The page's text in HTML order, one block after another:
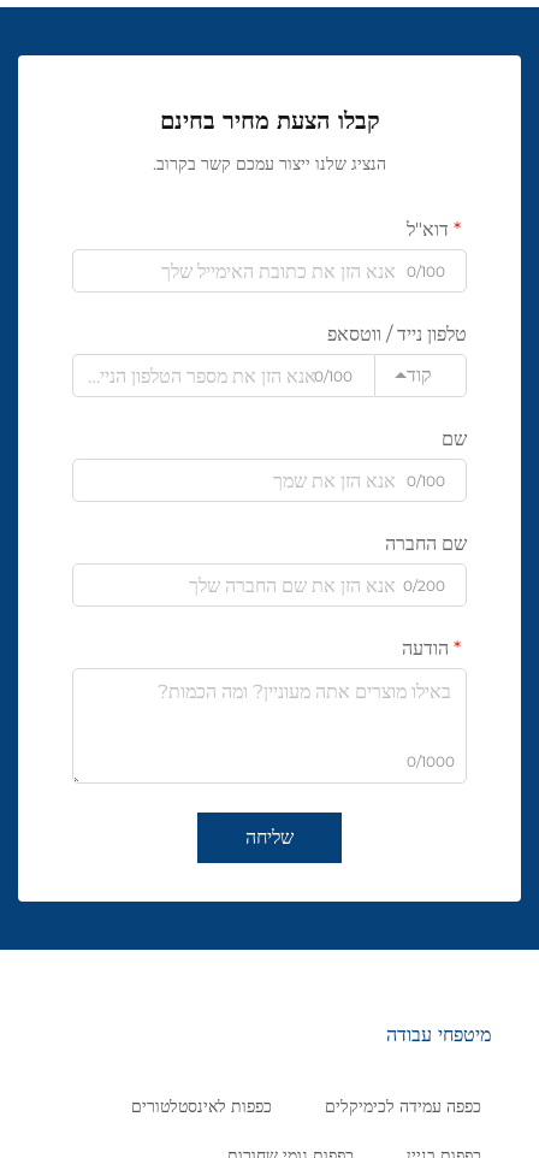
קבלו הצעת מחיר בחינם
הנציג שלנו ייצור עמכם קשר בקרוב.
דוא"ל
0/100
טלפון נייד / ווטסאפ
קוד
0/100
שם
0/100
שם החברה
0/200
הודעה
0/1000
שליחה
מיטפחי עבודה
כפפה עמידה לכימיקלים כפפות לאינסטלטורים